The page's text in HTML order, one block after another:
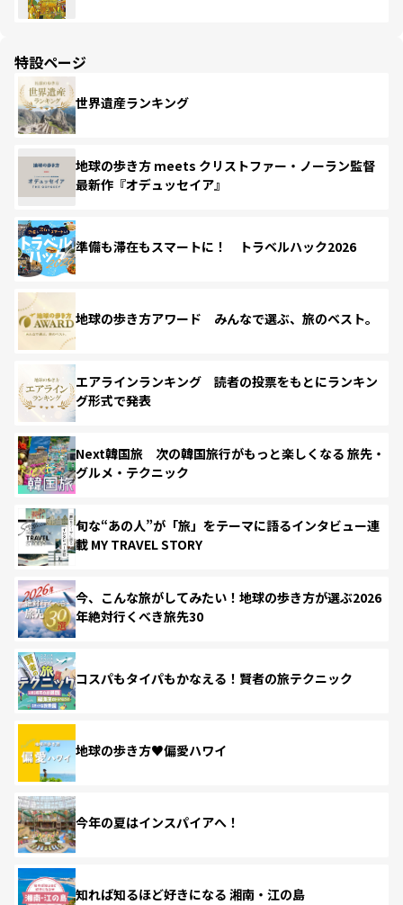
特設ページ
世界遺産ランキング
地球の歩き方 meets クリストファー・ノーラン監督
最新作『オデュッセイア』
準備も滞在もスマートに！ トラベルハック2026
地球の歩き方アワード みんなで選ぶ、旅のベスト。
エアラインランキング 読者の投票をもとにランキン
グ形式で発表
Next韓国旅 次の韓国旅行がもっと楽しくなる 旅先・
グルメ・テクニック
旬な“あの人”が「旅」をテーマに語るインタビュー連
載 MY TRAVEL STORY
今、こんな旅がしてみたい！地球の歩き方が選ぶ2026
年絶対行くべき旅先30
コスパもタイパもかなえる！賢者の旅テクニック
地球の歩き方♥偏愛ハワイ
今年の夏はインスパイアへ！
知れば知るほど好きになる 湘南・江の島